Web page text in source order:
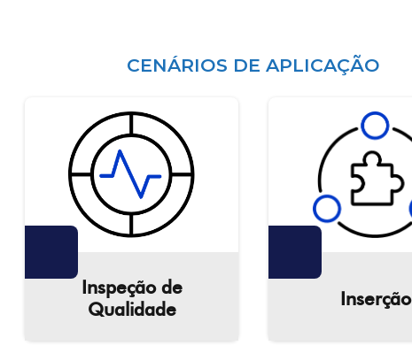
CENÁRIOS DE APLICAÇÃO
Inspeção de
Qualidade
Inserção